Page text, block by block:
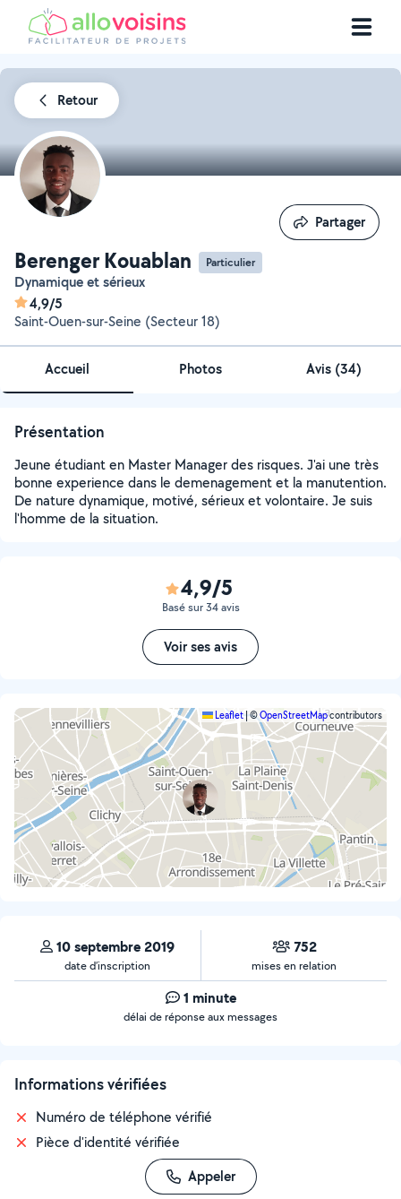
Retour
Berenger Kouablan Particulier
Dynamique et sérieux
4,9/5
Saint-Ouen-sur-Seine (Secteur 18)
Partager
Partager
Accueil Photos Avis (34)
Présentation
Jeune étudiant en Master Manager des risques. J'ai une très
bonne experience dans le demenagement et la manutention.
De nature dynamique, motivé, sérieux et volontaire. Je suis
l'homme de la situation.
4,9/5
Basé sur 34 avis
Voir ses avis
Leaflet|©OpenStreetMapcontributors
10 septembre 2019
date d’inscription
752
mises en relation
1 minute
délai de réponse aux messages
Informations vérifiées
Numéro de téléphone vérifié
Pièce d'identité vérifiée
Appeler